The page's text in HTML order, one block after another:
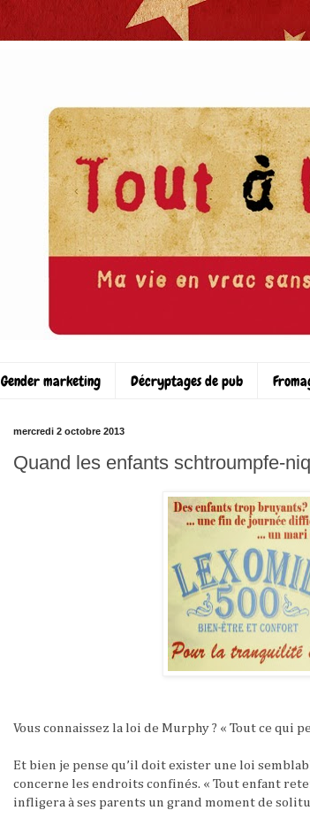
Gender marketing Décryptages de pub
mercredi 2 octobre 2013
Quand les enfants schtroumpfe-
Vous connaissez la loi de Murphy ? « Tout ce qui
Et bien je pense qu’il doit exister une loi
concerne les endroits confinés. « Tout enfant
infligera à ses parents un grand moment de